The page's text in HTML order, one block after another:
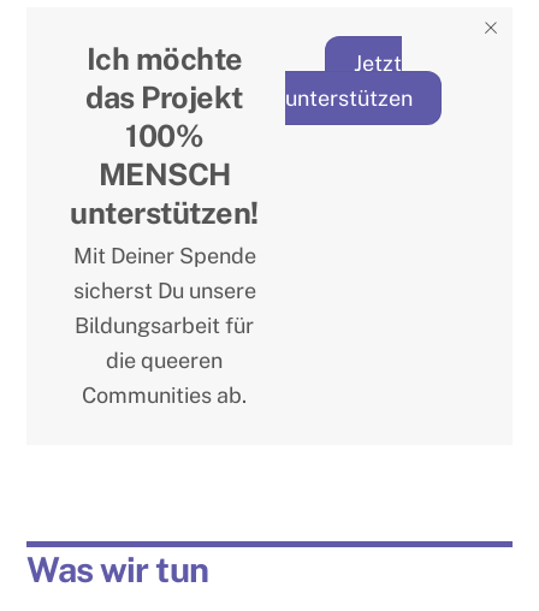
Ich möchte
das Projekt
100%
MENSCH
unterstützen!
Mit Deiner Spende
sicherst Du unsere
Bildungsarbeit für
die queeren
Communities ab.
Jetzt
unterstützen
Was wir tun